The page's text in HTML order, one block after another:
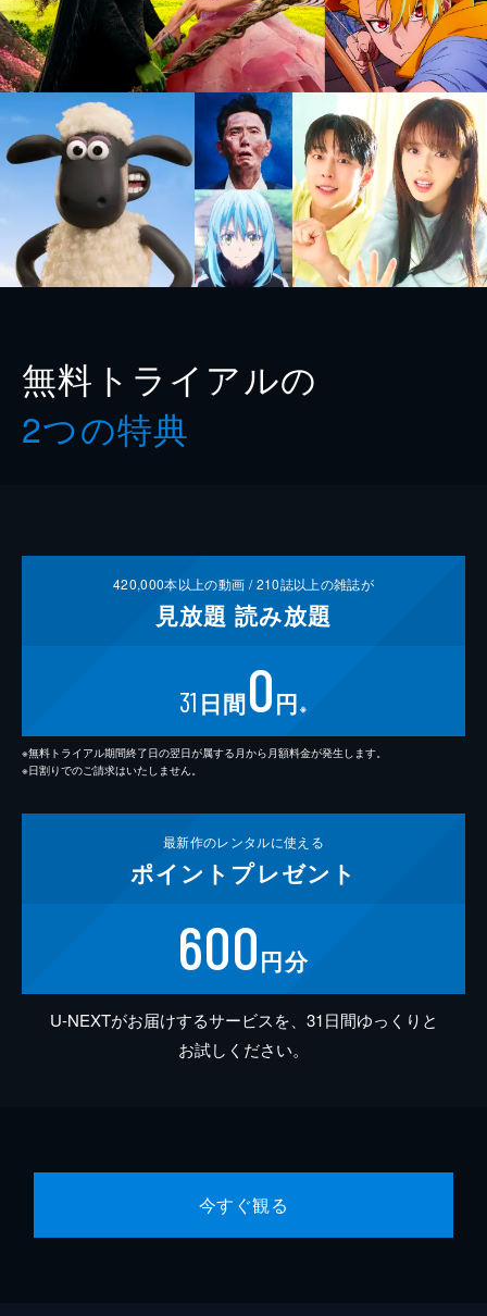
無料トライアルの
2つの特典
420,000本以上の動画 /210誌以上の雑誌が
見放題 読み放題
31 日間0円 ※
※無料トライアル期間終了日の翌日が属する月から月額料金が発生します。
※日割りでのご請求はいたしません。
最新作のレンタルに使える
ポイント プレゼント
600円分
U-NEXTがお届けするサービスを、31日間ゆっくりと
お試しください。
今すぐ観る